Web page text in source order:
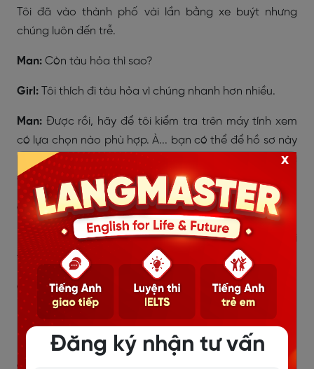
Tôi đã vào thành phố vài lần bằng xe buýt nhưng
chúng luôn đến trễ.
Man: Còn tàu hỏa thì sao?
Girl: Tôi thích đi tàu hỏa vì chúng nhanh hơn nhiều.
Man: Được rồi, hãy để tôi kiểm tra trên máy tính xem
có lựa chọn nào phù hợp. À... bạn có thể để hồ sơ này
lại với tôi được không? Bạn có thể quay lại sau giờ học
chiều nay chứ?
Girl:Vâng, tất nhiên rồi.
Man:
Tôi sẽ kiểm tra hồ sơ và cung cấp thông tin chi
tiết cho bạn vào chiều nay.
Girl:Cảm ơn vì sự giúp đỡ của ông.
Man: Không có gì. Hẹn gặp lại bạn vào chiều nay. Tạm
biệt.
Girl:
Đăng ký nhận tư vấn
x